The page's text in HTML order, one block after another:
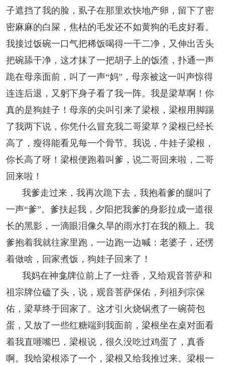
子遮挡了我的脸，虱子在那里欢快地产卵，留下了密
密麻麻的白屎，焦枯的毛发还不如黄狗的毛皮好看。
我接过饭碗一口气把稀饭喝得一干二净，又伸出舌头
把碗舔干净，这才抹了一把胡子上的饭渣，扑通一声
跪在母亲面前，叫了一声“妈”，母亲被这一叫声惊得
连连后退，又躬下身子看了我一阵。我是梁草啊！你
真的是狗娃子！母亲的尖叫引来了梁根，梁根用脚踢
了我两下说，你凭什么冒充我二哥梁草？梁根已经长
高了，瘦得能看见每一个骨节。我说，牛娃子梁根，
你长高了呀！梁根便跑着叫爹，说二哥回来啦，二哥
回来啦！
我爹走过来，我再次跪下去，我抱着爹的腿叫了
一声“爹”。爹扶起我，夕阳把我爹的身影拉成一道很
长的黑影，一滴眼泪像久旱的雨水打在我的额上。我
爹抱着我就往家里跑，一边跑一边喊：老婆子，还愣
着做啥，回家煮饭，狗娃子回来了！
我妈在神龛牌位前上了一炷香，又给观音菩萨和
祖宗牌位磕了头，说，观音菩萨保佑，列祖列宗保
佑，梁草终于回家了。这才引火烧锅煮了一碗荷包
蛋，又放了一些红糖端到我面前，梁根坐在桌对面看
着我直咂嘴巴，梁根说，很久没吃过鸡蛋了，真香
啊。我给梁根添了一个，梁根又给我推过来。梁根一